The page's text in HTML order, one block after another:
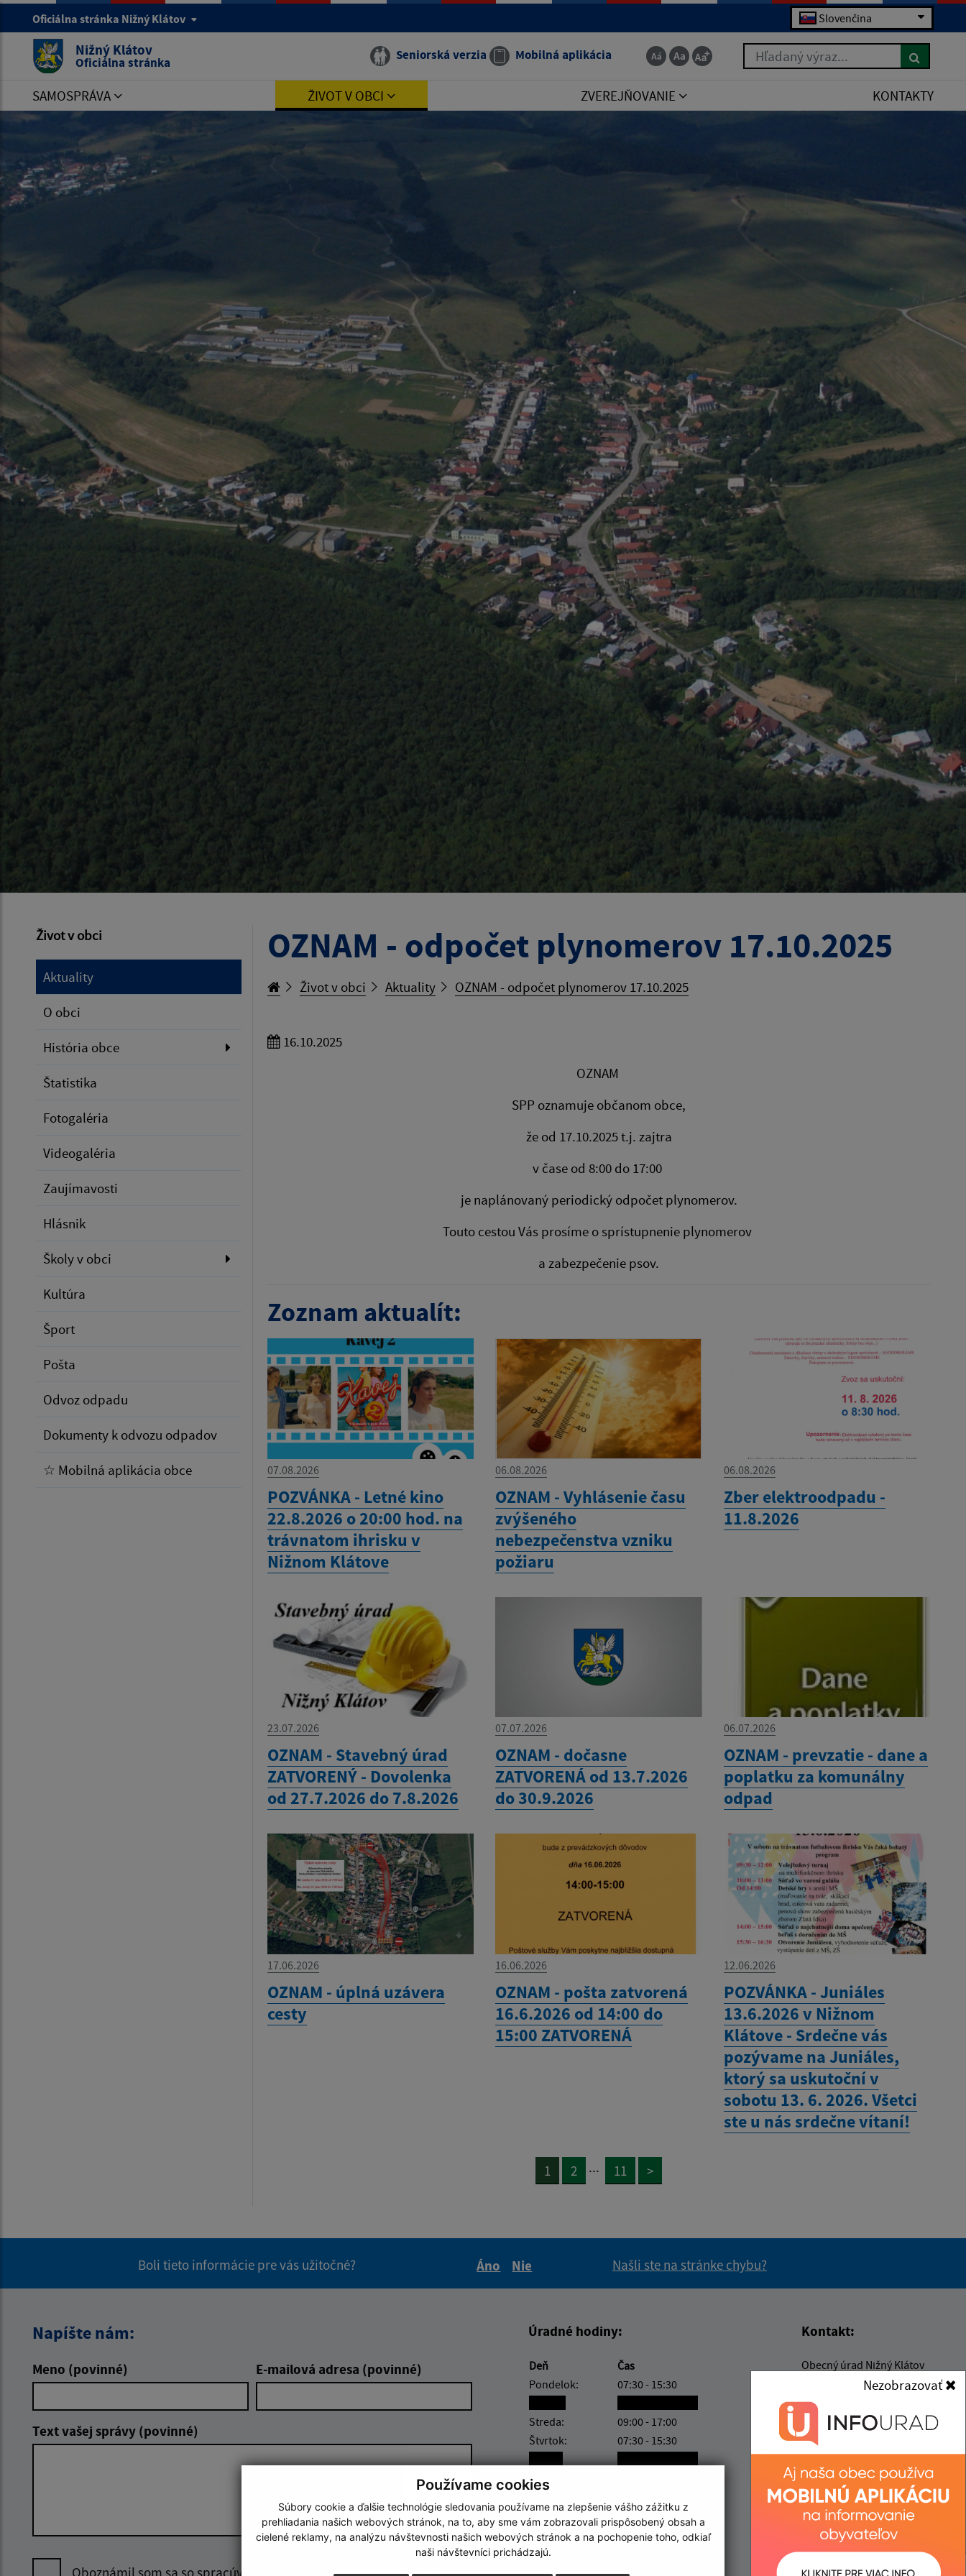
Používame cookies
Súbory cookie a ďalšie technológie sledovania používame na zlepšenie vášho zážitku z
prehliadania našich webových stránok, na to, aby sme vám zobrazovali prispôsobený obsah a
cielené reklamy, na analýzu návštevnosti našich webových stránok a na pochopenie toho, odkiaľ
naši návštevníci prichádzajú.
Nezobrazovať
Oficiálna stránka Nižný Klátov Slovenčina
Nižný Klátov
Oficiálna stránka Seniorská verzia Mobilná aplikácia Hľadaný výraz...
SAMOSPRÁVA ŽIVOT V OBCI ZVEREJŇOVANIE KONTAKTY
Život v obci
Aktuality
O obci
História obce
Štatistika
Fotogaléria
Videogaléria
Zaujímavosti
Hlásnik
Školy v obci
Kultúra
Šport
Pošta
Odvoz odpadu
Dokumenty k odvozu odpadov
☆ Mobilná aplikácia obce
OZNAM - odpočet plynomerov 17.10.2025
Život v obci Aktuality OZNAM - odpočet plynomerov 17.10.2025
16.10.2025
OZNAM
SPP oznamuje občanom obce,
že od 17.10.2025 t.j. zajtra
v čase od 8:00 do 17:00
je naplánovaný periodický odpočet plynomerov.
Touto cestou Vás prosíme o sprístupnenie plynomerov
a zabezpečenie psov.
Zoznam aktualít:
07.08.2026
POZVÁNKA - Letné kino
22.8.2026 o 20:00 hod. na
trávnatom ihrisku v
Nižnom Klátove
06.08.2026
OZNAM - Vyhlásenie času
zvýšeného
nebezpečenstva vzniku
požiaru
06.08.2026
Zber elektroodpadu -
11.8.2026
23.07.2026
OZNAM - Stavebný úrad
ZATVORENÝ - Dovolenka
od 27.7.2026 do 7.8.2026
07.07.2026
OZNAM - dočasne
ZATVORENÁ od 13.7.2026
do 30.9.2026
06.07.2026
OZNAM - prevzatie - dane a
poplatku za komunálny
odpad
17.06.2026
OZNAM - úplná uzávera
cesty
16.06.2026
OZNAM - pošta zatvorená
16.6.2026 od 14:00 do
15:00 ZATVORENÁ
12.06.2026
POZVÁNKA - Juniáles
13.6.2026 v Nižnom
Klátove - Srdečne vás
pozývame na Juniáles,
ktorý sa uskutoční v
sobotu 13. 6. 2026. Všetci
ste u nás srdečne vítaní!
1 2 ... 11 >
Boli tieto informácie pre vás užitočné?
Áno
Nie
Našli ste na stránke chybu?
Napíšte nám:
Meno (povinné) E-mailová adresa (povinné)
Text vašej správy (povinné)
Oboznámil som sa so spracúvaním Odoslať správu
Úradné hodiny:
Deň
Čas
Pondelok:
07:30 - 15:30
Streda:
09:00 - 17:00
Štvrtok:
07:30 - 15:30
Obedňajšia prestávka:
Kontakt:
Obecný úrad Nižný Klátov
044 12 Nižný Klátov
info@niznyklatov.sk
+421 55 729 60 33
IČO: 00324507